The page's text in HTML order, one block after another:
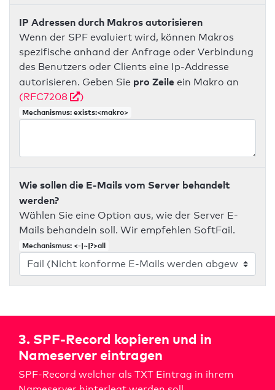
IP Adressen durch Makros autorisieren
Wenn der SPF evaluiert wird, können Makros
spezifische anhand der Anfrage oder Verbindung
des Benutzers oder Clients eine Ip-Addresse
autorisieren. Geben Sie pro Zeile ein Makro an
(RFC7208
)
Mechanismus: exists:<makro>
Wie sollen die E-Mails vom Server behandelt
werden?
Wählen Sie eine Option aus, wie der Server E-
Mails behandeln soll. Wir empfehlen SoftFail.
Mechanismus: <-|~|?>all
3. SPF-Record kopieren und in
Nameserver eintragen
SPF-Record welcher als TXT Eintrag in ihrem